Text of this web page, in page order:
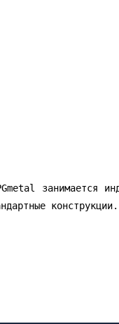
занимается
конструкции.